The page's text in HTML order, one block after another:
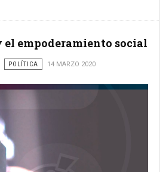
el empoderamiento social
POLÍTICA 14 MARZO 2020